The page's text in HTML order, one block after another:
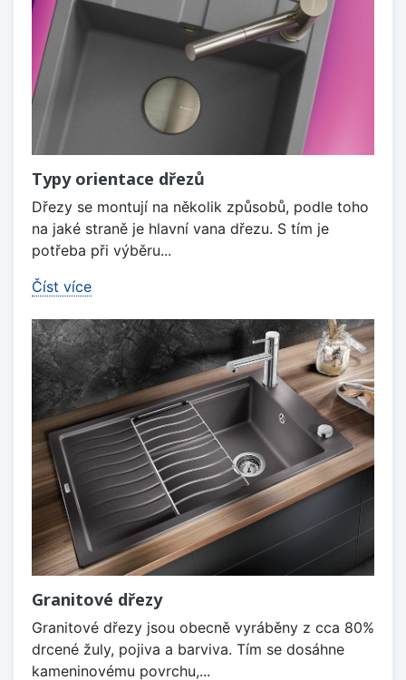
Typy orientace dřezů
Dřezy se montují na několik způsobů, podle toho
na jaké straně je hlavní vana dřezu. S tím je
potřeba při výběru...
Číst více
Granitové dřezy
Granitové dřezy jsou obecně vyráběny z cca 80%
drcené žuly, pojiva a barviva. Tím se dosáhne
kameninovému povrchu,...